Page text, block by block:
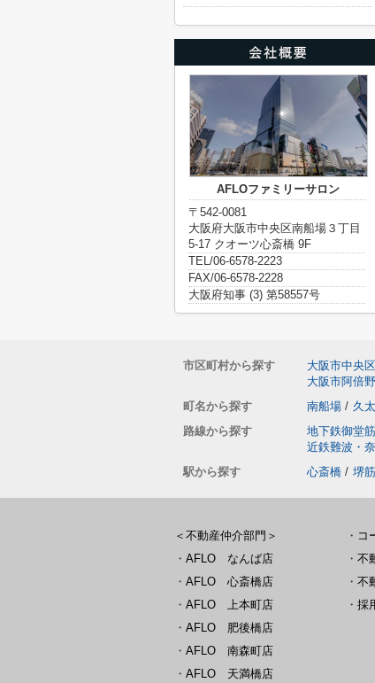
AFLOファミリーサロン
〒542-0081
大阪府大阪市中央区南船場３丁目
5-17 クオーツ心斎橋 9F
TEL/06-6578-2223
FAX/06-6578-2228
大阪府知事 (3) 第58557号
市区町村から探す 大阪市中央区
大阪市阿倍
町名から探す
南船場 / 久
路線から探す
地下鉄御堂
近鉄難波・
駅から探す
心斎橋 / 堺
＜不動産仲介部門＞
・ AFLO なんば店
・ AFLO 心斎橋店
・ AFLO 上本町店
・ AFLO 肥後橋店
・ AFLO 南森町店
・ AFLO 天満橋店
・ コ
・ 不
・ 不
・ 採